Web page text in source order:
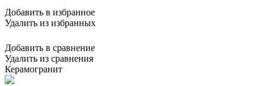
Добавить в избранное
Удалить из избранных
Добавить в сравнение
Удалить из сравнения
Керамогранит